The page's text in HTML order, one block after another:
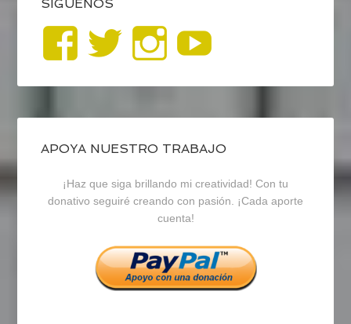
SÍGUENOS
Ver
perfil
de
blogrecursosep
en
Facebook
Ver
perfil
de
recursosep
en
Twitter
Ver
perfil
de
recursosep
en
Instagram
APOYA NUESTRO TRABAJO
¡Haz que siga brillando mi creatividad! Con tu
donativo seguiré creando con pasión. ¡Cada aporte
cuenta!